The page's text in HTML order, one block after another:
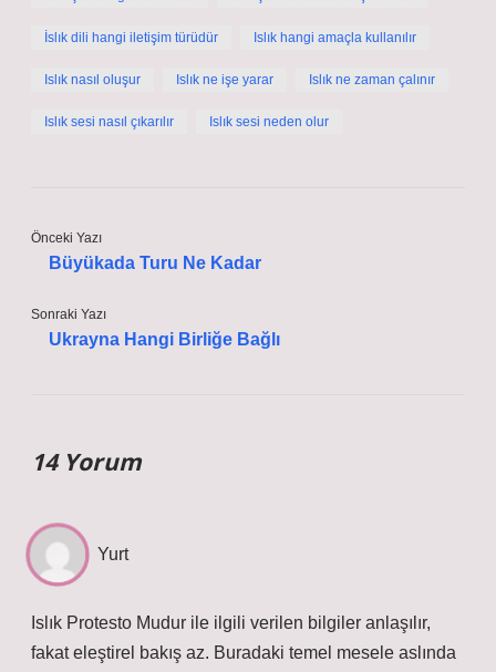
İslık dili hangi iletişim türüdür Islık hangi amaçla kullanılır
Islık nasıl oluşur Islık ne işe yarar Islık ne zaman çalınır
Islık sesi nasıl çıkarılır Islık sesi neden olur
Önceki Yazı
Büyükada Turu Ne Kadar
Sonraki Yazı
Ukrayna Hangi Birliğe Bağlı
14 Yorum
Yurt
Islık Protesto Mudur ile ilgili verilen bilgiler anlaşılır,
fakat eleştirel bakış az. Buradaki temel mesele aslında